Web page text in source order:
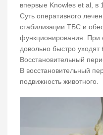
впервые Knowles et al, в
Суть оперативного
стабилизации ТБС и
функционирования. При
довольно быстро уходят
Восстановительный
В восстановительный
подвижность животного.